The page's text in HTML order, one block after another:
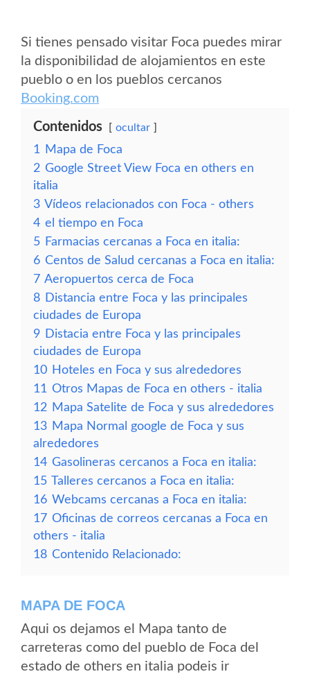
Si tienes pensado visitar Foca puedes mirar
la disponibilidad de alojamientos en este
pueblo o en los pueblos cercanos
Booking.com
Contenidos ocultar
1
Mapa de Foca
2 Google Street View Foca en others en
italia
3 Vídeos relacionados con Foca - others
4 el tiempo en Foca
5 Farmacias cercanas a Foca en italia:
6 Centos de Salud cercanas a Foca en italia:
7 Aeropuertos cerca de Foca
8 Distancia entre Foca y las principales
ciudades de Europa
9 Distacia entre Foca y las principales
ciudades de Europa
10 Hoteles en Foca y sus alrededores
11 Otros Mapas de Foca en others - italia
12 Mapa Satelite de Foca y sus alrededores
13 Mapa Normal google de Foca y sus
alrededores
14 Gasolineras cercanos a Foca en italia:
15 Talleres cercanos a Foca en italia:
16 Webcams cercanas a Foca en italia:
17 Oficinas de correos cercanas a Foca en
others - italia
18 Contenido Relacionado:
MAPA DE FOCA
Aqui os dejamos el Mapa tanto de
carreteras como del pueblo de Foca del
estado de others en italia podeis ir